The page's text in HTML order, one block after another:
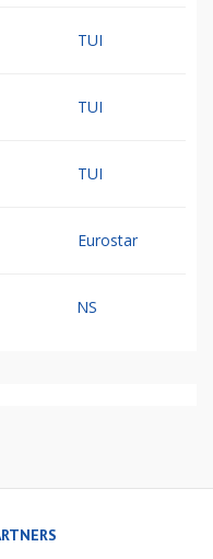
TUI
TUI
TUI
Eurostar
NS